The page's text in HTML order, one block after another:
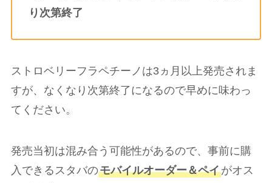
り次第終了
ストロベリーフラペチーノは3ヵ月以上発売されま
すが、なくなり次第終了になるので早めに味わっ
てください。
発売当初は混み合う可能性があるので、事前に購
入できるスタバのモバイルオーダー＆ペイがオス